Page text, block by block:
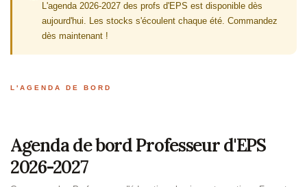
L'agenda 2026-2027 des profs d'EPS est disponible dès
aujourd'hui. Les stocks s'écoulent chaque été. Commandez
dès maintenant !
L'AGENDA DE BORD
Agenda de bord Professeur d'EPS
2026-2027